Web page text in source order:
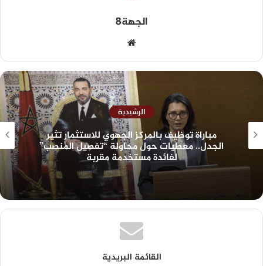
الجهة8
الرشيدية
مباراة توظيف بالمركز الجهوي للاستثمار تثير
الجدل.. معطيات حول محاولة “تفصيل المنصب”
لفائدة مستخدمة مقربة
القائمة البريدية